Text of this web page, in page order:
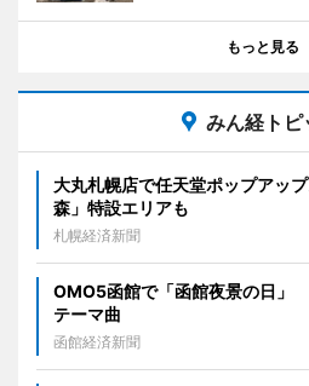
もっと見る
みん経トピ
大丸札幌店で任天堂ポップアッ
森」特設エリアも
札幌経済新聞
OMO5函館で「函館夜景の日」
テーマ曲
函館経済新聞